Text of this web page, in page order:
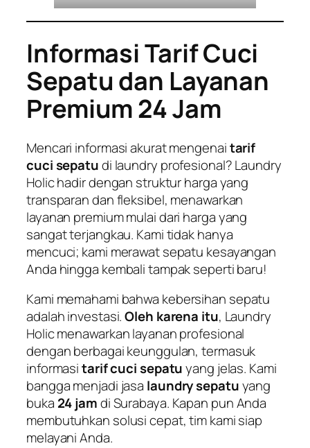
Informasi Tarif Cuci
Sepatu dan Layanan
Premium 24 Jam
Mencari informasi akurat mengenaitarif
cuci sepatudi laundry profesional? Laundry
Holic hadir dengan struktur harga yang
transparan dan fleksibel, menawarkan
layanan premium mulai dari harga yang
sangat terjangkau. Kami tidak hanya
mencuci; kami merawat sepatu kesayangan
Anda hingga kembali tampak seperti baru!
Kami memahami bahwa kebersihan sepatu
adalah investasi.Oleh karena itu, Laundry
Holic menawarkan layanan profesional
dengan berbagai keunggulan, termasuk
informasitarif cuci sepatuyang jelas. Kami
bangga menjadi jasa laundry sepatuyang
buka 24 jamdi Surabaya. Kapan pun Anda
membutuhkan solusi cepat, tim kami siap
melayani Anda.